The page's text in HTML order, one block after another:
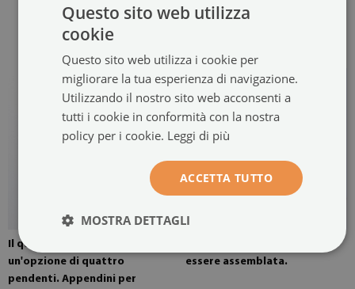
pendenti. Le grucce sono
Il quadro è montato con
un'opzione di quattro
pendenti. Appendini per
essere assemblata.
Questo sito web utilizza
cookie
Questo sito web utilizza i cookie per
migliorare la tua esperienza di navigazione.
Utilizzando il nostro sito web acconsenti a
tutti i cookie in conformità con la nostra
policy per i cookie. Leggi di più
ACCETTA TUTTO
MOSTRA DETTAGLI